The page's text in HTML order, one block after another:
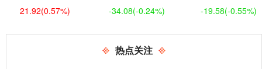
21.92(0.57%) -34.08(-0.24%) -19.58(-0.55%)
热点关注